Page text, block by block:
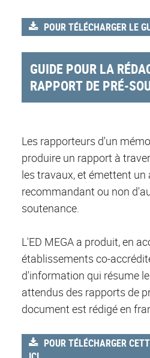
POUR TÉLÉCHARGER LE
GUIDE POUR LA
RAPPORT DE PRÉ-
Les rapporteurs d'un
produire un rapport à
les travaux, et émettent
recommandant ou non
soutenance.
L'ED MEGA a produit, en
établissements co-
d'information qui résume
attendus des rapports de
document est rédigé en
POUR TÉLÉCHARGER